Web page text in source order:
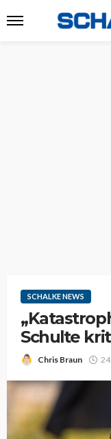
SCHALKE NEWS
Schulte
Chris Braun